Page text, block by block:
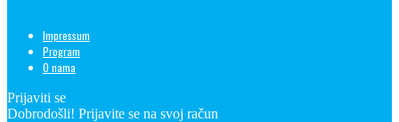
Impressum
Program
O nama
Prijaviti se
Dobrodošli! Prijavite se na svoj račun